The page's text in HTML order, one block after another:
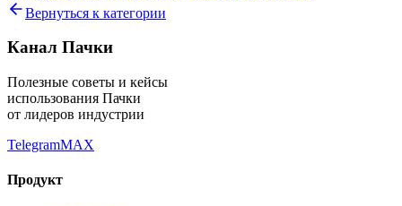
Вернуться к категории
Канал Пачки
Полезные советы и кейсы
использования Пачки
от лидеров индустрии
TelegramMAX
Продукт